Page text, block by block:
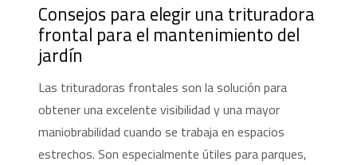
Consejos para elegir una trituradora
frontal para el mantenimiento del
jardín
Las trituradoras frontales son la solución para
obtener una excelente visibilidad y una mayor
maniobrabilidad cuando se trabaja en espacios
estrechos. Son especialmente útiles para parques,